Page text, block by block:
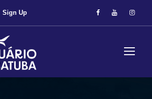
Sign Up